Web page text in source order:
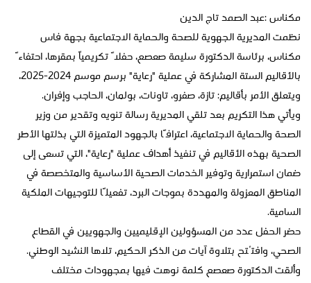
مكناس :عبد الصمد تاج الدين
نظمت المديرية الجهوية للصحة والحماية الاجتماعية بجهة فاس
مكناس، برئاسة الدكتورة سليمة صعصع، حفلاً تكريمياً بمقرها، احتفاءً
بالأقاليم الستة المشاركة في عملية "رعاية" برسم موسم 2024-2025،
ويتعلق الأمر بأقاليم: تازة، صفرو، تاونات، بولمان، الحاجب وإفران.
ويأتي هذا التكريم بعد تلقي المديرية رسالة تنويه وتقدير من وزير
الصحة والحماية الاجتماعية، اعترافًا بالجهود المتميزة التي بذلتها الأطر
الصحية بهذه الأقاليم في تنفيذ أهداف عملية "رعاية"، التي تسعى إلى
ضمان استمرارية وتوفير الخدمات الصحية الأساسية والمتخصصة في
المناطق المعزولة والمهددة بموجات البرد، تفعيلًا للتوجيهات الملكية
السامية.
حضر الحفل عدد من المسؤولين الإقليميين والجهويين في القطاع
الصحي، وافتُتح بتلاوة آيات من الذكر الحكيم، تلاها النشيد الوطني.
وألقت الدكتورة صعصع كلمة نوهت فيها بمجهودات مختلف